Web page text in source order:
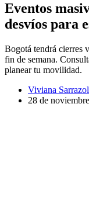
Eventos
desvíos para
Bogotá tendrá cierres
fin de semana.
planear tu movilidad.
Viviana
28 de